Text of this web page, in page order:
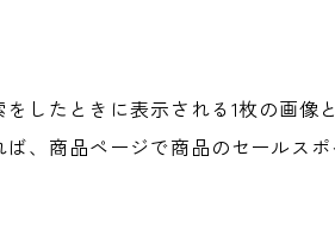
したときに表示される1枚の画像
、商品ページで商品のセールス